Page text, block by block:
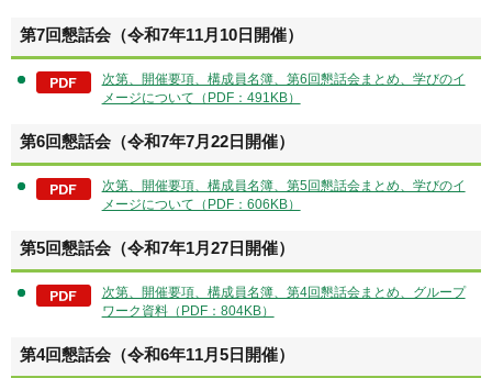
第7回懇話会（令和7年11月10日開催）
次第、開催要項、構成員名簿、第6回懇話会まとめ、学びのイ
メージについて（PDF：491KB）
第6回懇話会（令和7年7月22日開催）
次第、開催要項、構成員名簿、第5回懇話会まとめ、学びのイ
メージについて（PDF：606KB）
第5回懇話会（令和7年1月27日開催）
次第、開催要項、構成員名簿、第4回懇話会まとめ、グループ
ワーク資料（PDF：804KB）
第4回懇話会（令和6年11月5日開催）